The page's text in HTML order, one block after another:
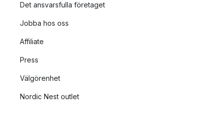
Det ansvarsfulla företaget
Jobba hos oss
Affiliate
Press
Välgörenhet
Nordic Nest outlet